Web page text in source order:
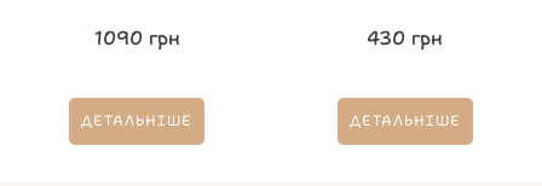
1090 грн
ДЕТАЛЬНІШЕ
430 грн
ДЕТАЛЬНІШЕ